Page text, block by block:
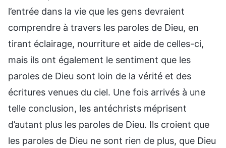
l’entrée dans la vie que les gens devraient
comprendre à travers les paroles de Dieu, en
tirant éclairage, nourriture et aide de celles-ci,
mais ils ont également le sentiment que les
paroles de Dieu sont loin de la vérité et des
écritures venues du ciel. Une fois arrivés à une
telle conclusion, les antéchrists méprisent
d’autant plus les paroles de Dieu. Ils croient que
les paroles de Dieu ne sont rien de plus, que Dieu